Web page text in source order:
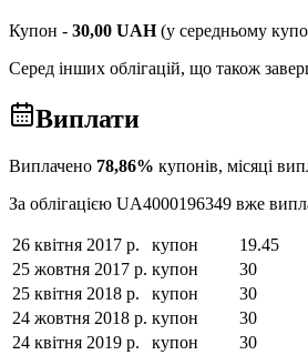
Купон - 30,00 UAH (у середньому
Серед інших облігацій, що також
Виплати
Виплачено 78,86% купонів, місяці
За облігацією UA4000196349 вже
26 квітня 2017 р. купон
19.45
25 жовтня 2017 р. купон
30
25 квітня 2018 р.
купон
30
24 жовтня 2018 р. купон
30
24 квітня 2019 р.
купон
30